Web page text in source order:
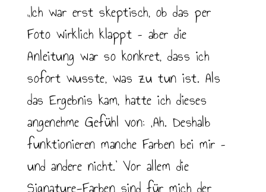
„Ich war erst skeptisch, ob das per
Foto wirklich klappt – aber die
Anleitung war so konkret, dass ich
sofort wusste, was zu tun ist. Als
das Ergebnis kam, hatte ich dieses
angenehme Gefühl von: ‚Ah. Deshalb
funktionieren manche Farben bei mir –
und andere nicht.‘ Vor allem die
Signature-Farben sind für mich der